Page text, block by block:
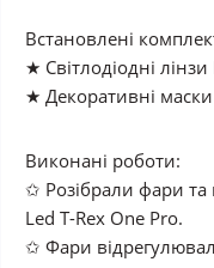
Встановлені
★ Світлодіодні
★ Декоративні маски
Виконані роботи:
✩ Розібрали фари та
Led T-Rex One Pro.
✩ Фари